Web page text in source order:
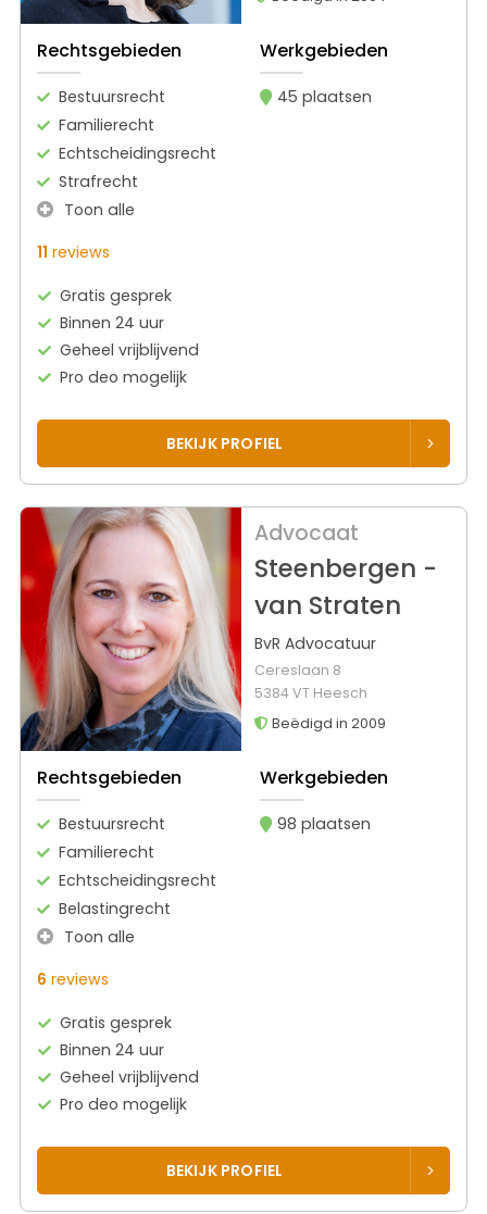
Rechtsgebieden
Bestuursrecht
Familierecht
Echtscheidingsrecht
Strafrecht
Toon alle
Werkgebieden
45 plaatsen
11 reviews
Gratis gesprek
Binnen 24 uur
Geheel vrijblijvend
Pro deo mogelijk
BEKIJK PROFIEL
Advocaat
Steenbergen -
van Straten
BvR Advocatuur
Cereslaan 8
5384 VT Heesch
Beëdigd in 2009
Rechtsgebieden
Bestuursrecht
Familierecht
Echtscheidingsrecht
Belastingrecht
Toon alle
Werkgebieden
98 plaatsen
6 reviews
Gratis gesprek
Binnen 24 uur
Geheel vrijblijvend
Pro deo mogelijk
BEKIJK PROFIEL